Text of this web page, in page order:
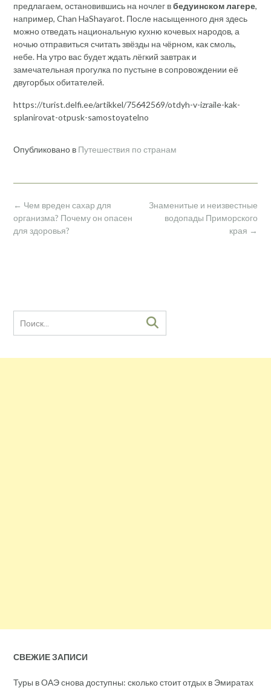
предлагаем, остановившись на ночлег вбедуинском лагере,
например, Chan HaShayarot. После насыщенного дня здесь
можно отведать национальную кухню кочевых народов, а
ночью отправиться считать звёзды на чёрном, как смоль,
небе. На утро вас будет ждать лёгкий завтрак и
замечательная прогулка по пустыне в сопровождении её
двугорбых обитателей.
https://turist.delfi.ee/artikkel/75642569/otdyh-v-izraile-kak-
splanirovat-otpusk-samostoyatelno
Опубликовано в Путешествия по странам
Навигация
по
записям
Знаменитые и неизвестные
водопады Приморского
края →
← Чем вреден сахар для
организма? Почему он опасен
для здоровья?
СВЕЖИЕ ЗАПИСИ
Туры в ОАЭ снова доступны: сколько стоит отдых в Эмиратах